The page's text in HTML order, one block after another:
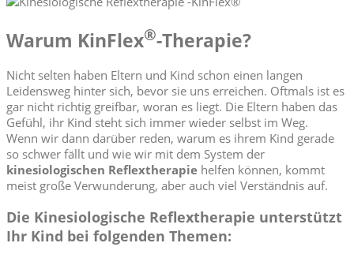
Warum KinFlex®-Therapie?
Nicht selten haben Eltern und Kind schon einen langen
Leidensweg hinter sich, bevor sie uns erreichen. Oftmals ist es
gar nicht richtig greifbar, woran es liegt. Die Eltern haben das
Gefühl, ihr Kind steht sich immer wieder selbst im Weg.
Wenn wir dann darüber reden, warum es ihrem Kind gerade
so schwer fällt und wie wir mit dem System der
kinesiologischen Reflextherapie helfen können, kommt
meist große Verwunderung, aber auch viel Verständnis auf.
Die Kinesiologische Reflextherapie unterstützt
Ihr Kind bei folgenden Themen: